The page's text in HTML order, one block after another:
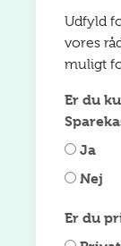
Udfyld
vores
muligt
Er du
Ja
Nej
Er du